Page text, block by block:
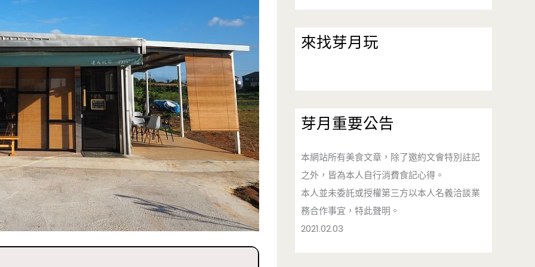
來找芽月玩
芽月重要公告
本網站所有美食文章，除了邀約文會特別註記
之外，皆為本人自行消費食記心得。
本人並未委託或授權第三方以本人名義洽談業
務合作事宜，特此聲明。
2021.02.03